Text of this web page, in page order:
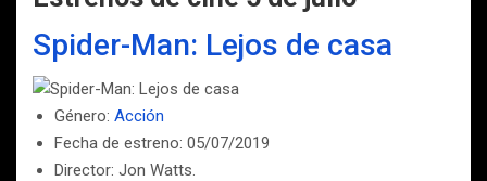
Spider-Man: Lejos de casa
Género: Acción
Fecha de estreno: 05/07/2019
Director: Jon Watts.